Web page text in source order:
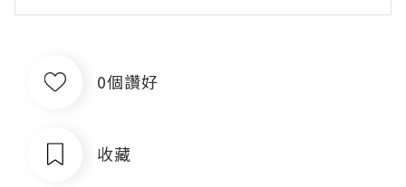
0個讚好
收藏